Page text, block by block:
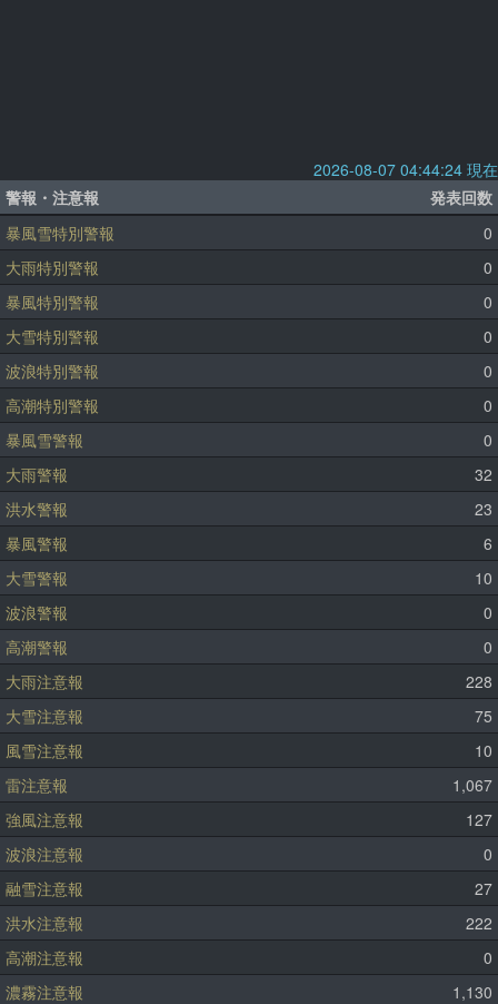
2026-08-07 04:44:24 現在
警報・注意報
発表回数
暴風雪特別警報
0
大雨特別警報
0
暴風特別警報
0
大雪特別警報
0
波浪特別警報
0
高潮特別警報
0
暴風雪警報
0
大雨警報
32
洪水警報
23
暴風警報
6
大雪警報
10
波浪警報
0
高潮警報
0
大雨注意報
228
大雪注意報
75
風雪注意報
10
雷注意報
1,067
強風注意報
127
波浪注意報
0
融雪注意報
27
洪水注意報
222
高潮注意報
0
濃霧注意報
1,130